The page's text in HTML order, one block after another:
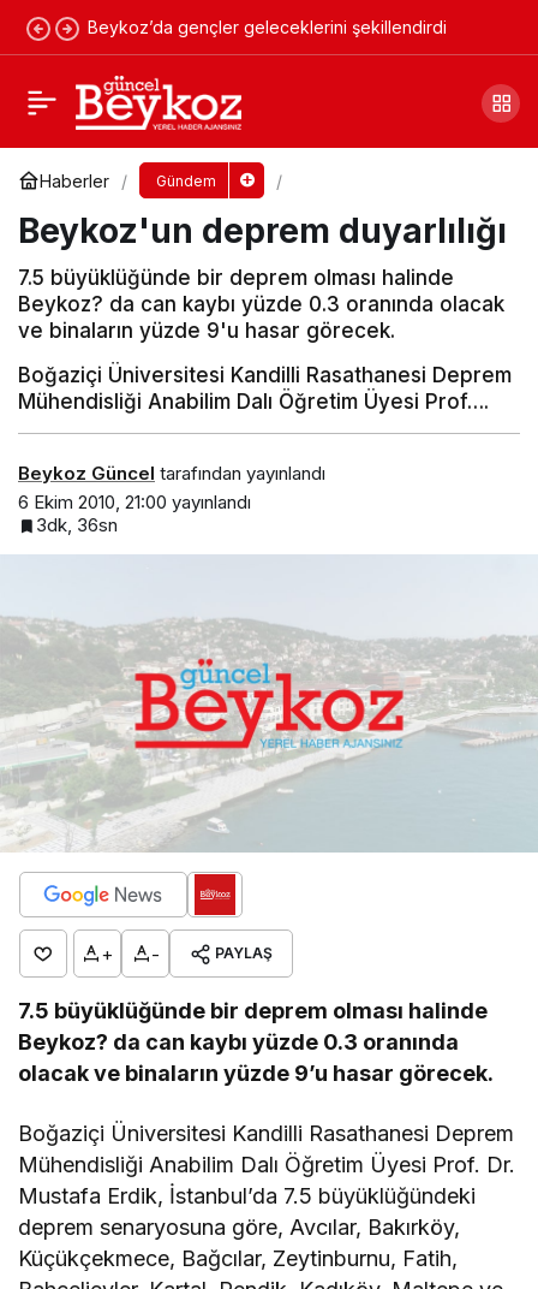
Beykoz’da gençler geleceklerini şekillendirdi
Haberler Gündem
Beykoz'un deprem duyarlılığı
7.5 büyüklüğünde bir deprem olması halinde
Beykoz? da can kaybı yüzde 0.3 oranında olacak
ve binaların yüzde 9'u hasar görecek.
Boğaziçi Üniversitesi Kandilli Rasathanesi Deprem
Mühendisliği Anabilim Dalı Öğretim Üyesi Prof….
Beykoz Güncel tarafından yayınlandı
6 Ekim 2010, 21:00 yayınlandı
3dk, 36sn
+ - PAYLAŞ
7.5 büyüklüğünde bir deprem olması halinde
Beykoz? da can kaybı yüzde 0.3 oranında
olacak ve binaların yüzde 9’u hasar görecek.
Boğaziçi Üniversitesi Kandilli Rasathanesi Deprem
Mühendisliği Anabilim Dalı Öğretim Üyesi Prof. Dr.
Mustafa Erdik, İstanbul’da 7.5 büyüklüğündeki
deprem senaryosuna göre, Avcılar, Bakırköy,
Küçükçekmece, Bağcılar, Zeytinburnu, Fatih,
Salih Belen, Riva için Star'a dert yandı!
Yorum Yap Paylaş